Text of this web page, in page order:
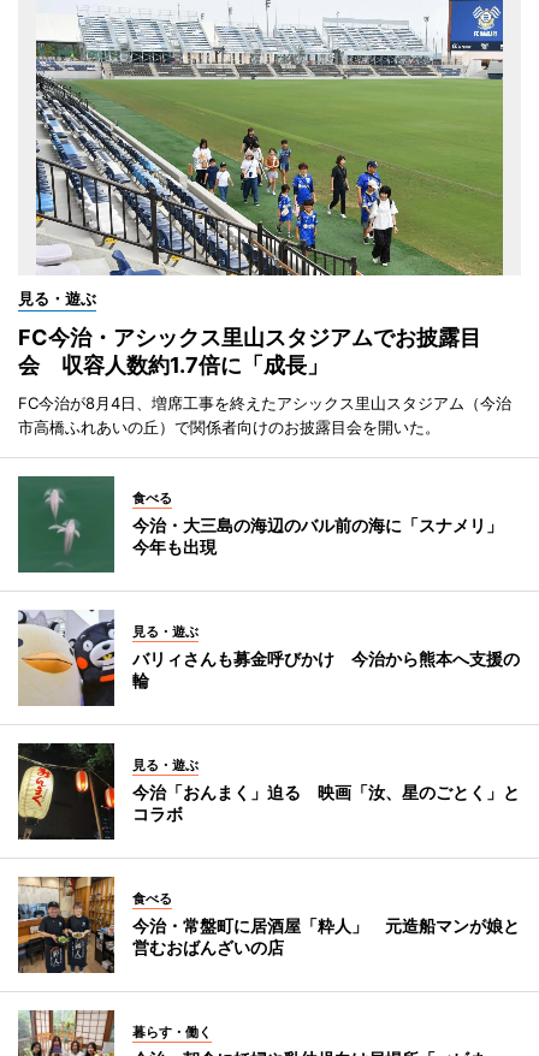
見る・遊ぶ
FC今治・アシックス里山スタジアムでお披露目
会 収容人数約1.7倍に「成長」
FC今治が8月4日、増席工事を終えたアシックス里山スタジアム（今治
市高橋ふれあいの丘）で関係者向けのお披露目会を開いた。
食べる
今治・大三島の海辺のバル前の海に「スナメリ」
今年も出現
見る・遊ぶ
バリィさんも募金呼びかけ 今治から熊本へ支援の
輪
見る・遊ぶ
今治「おんまく」迫る 映画「汝、星のごとく」と
コラボ
食べる
今治・常盤町に居酒屋「粋人」 元造船マンが娘と
営むおばんざいの店
暮らす・働く